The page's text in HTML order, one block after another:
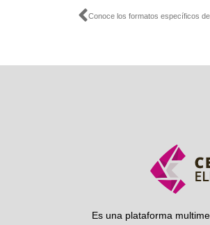
Ant
Conoce los formatos específicos
Es una plataforma